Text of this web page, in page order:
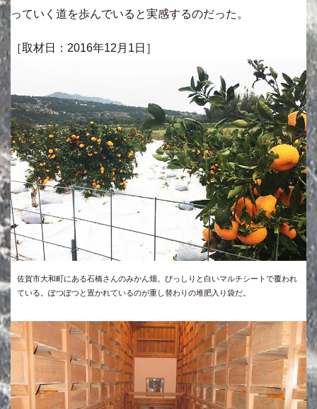
っていく道を歩んでいると実感するのだった。
［取材日：2016年12月1日］
佐賀市大和町にある石橋さんのみかん畑。びっしりと白いマルチシートで覆われ
ている。ぽつぽつと置かれているのが重し替わりの堆肥入り袋だ。